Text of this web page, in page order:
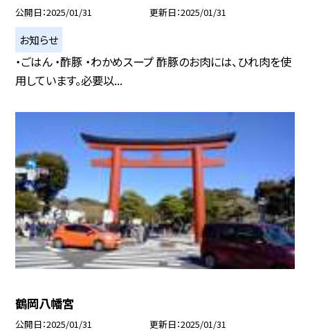
公開日 2025/01/31 更新日 2025/01/31
お知らせ
・ごはん ・酢豚 ・わかめスープ 酢豚のお肉には、ひれ肉を使
用しています。必要以...
鶴岡八幡宮
公開日 2025/01/31 更新日 2025/01/31